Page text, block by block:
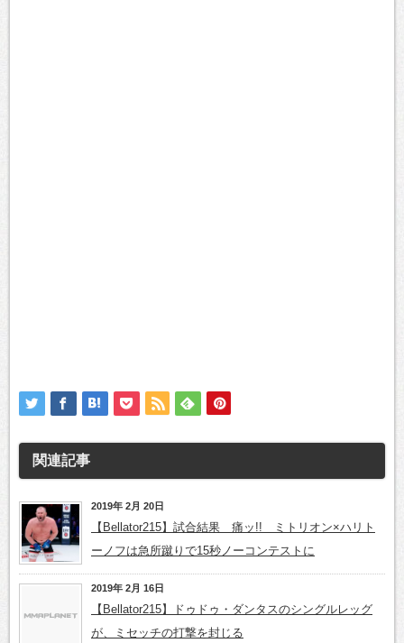
関連記事
2019年 2月 20日
【Bellator215】試合結果 痛ッ!! ミトリオン×ハリト
ーノフは急所蹴りで15秒ノーコンテストに
2019年 2月 16日
【Bellator215】ドゥドゥ・ダンタスのシングルレッグ
が、ミセッチの打撃を封じる